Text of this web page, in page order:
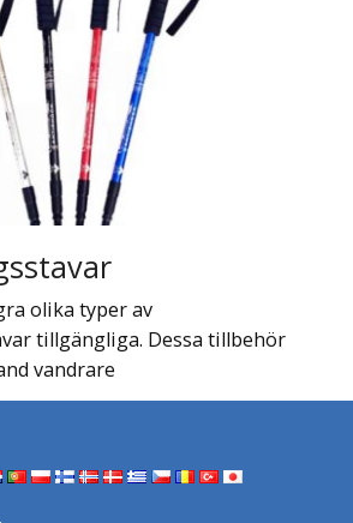
olika typer av
tillgängliga. Dessa tillbehör
vandrare